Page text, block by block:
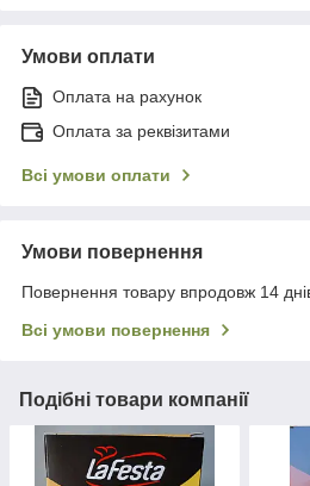
Умови оплати
Оплата на рахунок
Оплата за реквізитами
Всі умови оплати
Умови повернення
Повернення товару впродовж 14
Всі умови повернення
Подібні товари компанії